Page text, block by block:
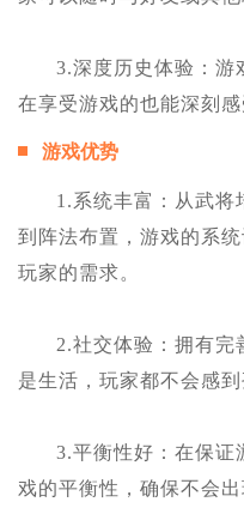
3.深度历史体验：游
在享受游戏的也能深刻
游戏优势
1.系统丰富：从武将
到阵法布置，游戏的系
玩家的需求。
2.社交体验：拥有完
是生活，玩家都不会感到
3.平衡性好：在保证
戏的平衡性，确保不会